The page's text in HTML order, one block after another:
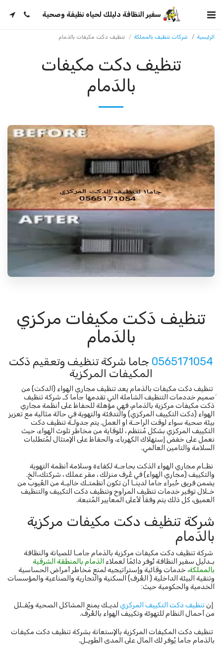
سفير النظافة دليلك لحياه نظيفة وصحية
الرئيسية شركات تنظيف بالمملكة تنظيف دكت مكيفات بالدَمام
تنظيف دكت مكيفات
بالدَمام
تنظيف دَكت مكيفات مركزي
بالدَمام
0565171054 جاما شركة تنظيف وتعقيم دَكت
المكيفات المركزية
تنظيف دكت مكيفات بالدَمام يعد تنظيف مجاري الهواء (الدكت) من
َصميم خددمات التنظيف الشاملة التي تقدمها جاما كـ شركة تنظيف
دَكت مكيفات مركزية بالدَمام، فهي مؤهلة للحفاظ على أنظمة مجاري
الهواء (دكت التكييف المركزي) والتدفئة والتهوية في حالة مثالية مع تعزيز
بيئة صحية سواء لوقت الراحـة او العمل. يتم جدولـة تنظيف دكت
التكييف المركزي بشكل مُنتظم ، للوقاية من مخاطر تلوث الهواء، حيث
نعمل على خفض إستهلاك الكهرباء، والحفاظ على الإمتثال لمُتطلبات
السلامة والتامين العالمي.
نظـام مجاري الهواء الدَكت بحاجـة لكفاءة وسلامة أنظمة التهوية
والتكييف (مجاري الهواء) في غُرف منزلك ، مقر عملك ، شركتك،،الخ.
يضمن فريق خُبراء جاما لدينـا أن تكون أنظمتـك خاليـة من العُيوب من
خـلال توفير خدمات تنظيف المراوح وتنظيف دكت التكييف والتنظيف
العميق، كل ذلك يتم وفقاً لأعلى المعايير المُتبعة.
شركة تنظيف دكت مكيفات مركزية
بالدَمام
شركة تنظيف دكت مكيفات مركزية بالدَمام جامـا للصيانة والنظافة
بـدليل سفير النظافة تُوفر دائمًا لعملاء الدَمام بالمنطقة الشرقية
بالمملكة، خدمات وقائية وإستراتيجيه لمنع مَخاطر أمراض الحساسية
وتنقية البيئة الداخلية ( الغُرف) السكنية والتجارية والصناعية والمؤسسات
الخدمية والحكومية حيث:
إنتنظيف دكت التكييف المركزي لديـك يمنع المشاكل الصحية ويُقـلل
من أحمال النظام للتهوئة وتكييف الهواء بالغُرف.
تنظيف دكت المكيفات المركزية بالإستعانة بشركة تنظيف دكت مكيفات
بالدَمام جاما يُوفر لك المال على المدى الطويـل.